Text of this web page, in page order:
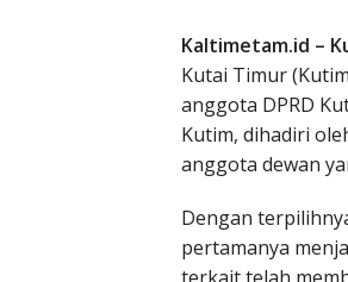
Kaltimetam.id –
Kutai Timur
anggota DPRD
Kutim, dihadiri
anggota dewan
Dengan
pertamanya